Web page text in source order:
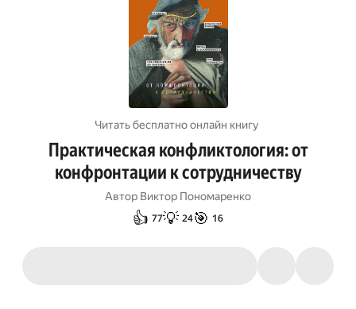
Читать бесплатно онлайн книгу
Практическая конфликтология: от
конфронтации к сотрудничеству
Автор Виктор Пономаренко
👍 77💡 24🎯 16